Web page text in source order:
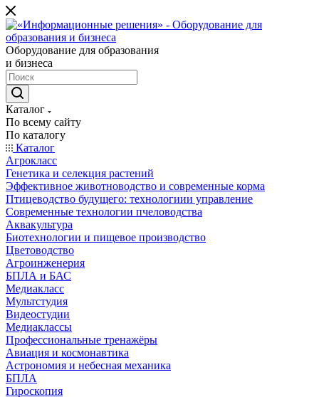
Оборудование для образования
и бизнеса
Каталог
По всему сайту
По каталогу
Каталог
Агрокласс
Генетика и селекция растений
Эффективное животноводство и современные корма
Птицеводство будущего: технологиии управление
Современные технологии пчеловодства
Аквакультура
Биотехнологии и пищевое производство
Цветоводство
Агроинженерия
БПЛА и БАС
Медиакласс
Мультстудия
Видеостудии
Медиаклассы
Профессиональные тренажёры
Авиация и космонавтика
Астрономия и небесная механика
БПЛА
Гироскопия